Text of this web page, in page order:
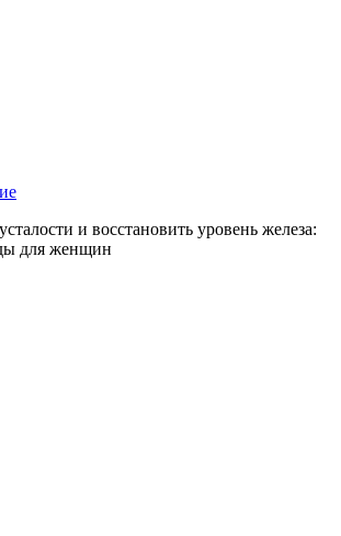
и восстановить уровень железа:
для женщин